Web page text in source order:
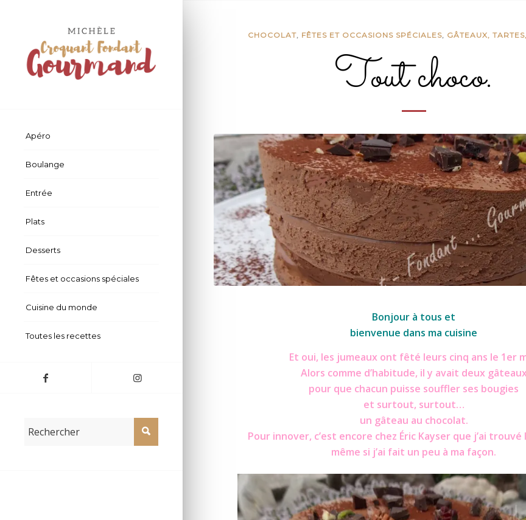
Apéro
Boulange
Entrée
Plats
Desserts
Fêtes et occasions spéciales
Cuisine du monde
Toutes les recettes
CHOCOLAT, FÊTES ET OCCASIONS SPÉCIALES, GÂTEAUX,
Tout choco.
Bonjour à tous et
bienvenue dans ma cuisine
Et oui, les jumeaux ont fêté leurs cinq ans le 1er
Alors comme d’habitude, il y avait deux
pour que chacun puisse souffler ses bougies
et surtout, surtout…
un gâteau au chocolat.
Pour innover, c’est encore chez Éric Kayser que j’ai trouvé
même si j’ai fait un peu à ma façon.